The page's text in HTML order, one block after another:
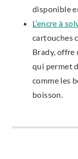
disponible
L’encre à
cartouches
Brady, offre
qui permet
comme les
boisson.